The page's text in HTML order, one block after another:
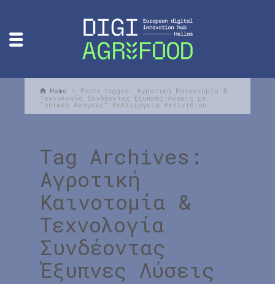
Home
Posts tagged: Αγροτική Καινοτομία &
Τεχνολογία Συνδέοντας Έξυπνες Λύσεις με
Τοπικές Ανάγκες” Καλλιέργεια Ακτινιδίου
Tag Archives:
Αγροτική
Καινοτομία &
Τεχνολογία
Συνδέοντας
Έξυπνες Λύσεις